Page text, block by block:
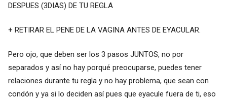
DESPUES (3DIAS) DE TU REGLA
+ RETIRAR EL PENE DE LA VAGINA ANTES DE EYACULAR.
Pero ojo, que deben ser los 3 pasos JUNTOS, no por
separados y así no hay porqué preocuparse, puedes tener
relaciones durante tu regla y no hay problema, que sean con
condón y ya si lo deciden así pues que eyacule fuera de ti, eso